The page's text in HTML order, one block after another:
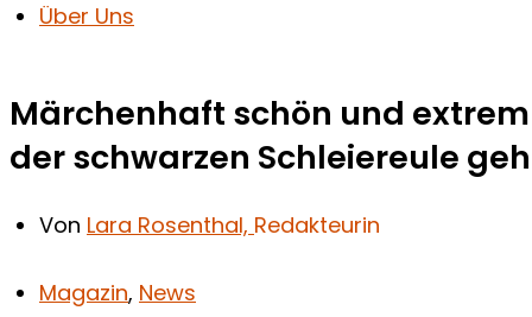
Über Uns
Märchenhaft schön und
der schwarzen Schleiereule
Von Lara Rosenthal, Redakteurin
Magazin, News